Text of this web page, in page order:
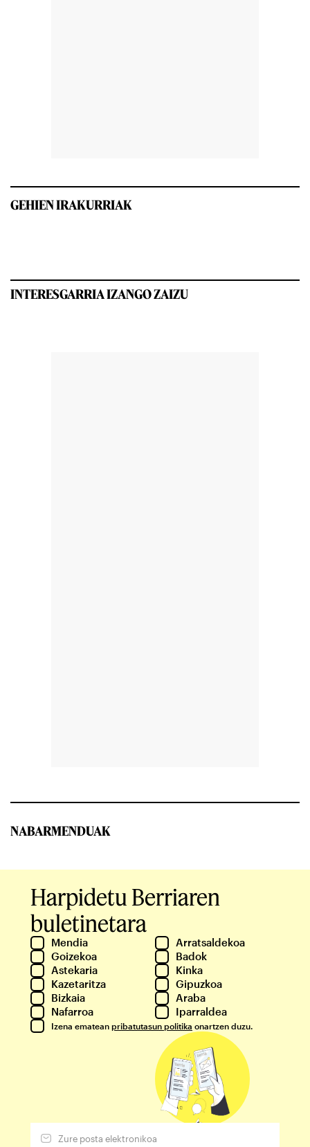
GEHIEN IRAKURRIAK
INTERESGARRIA IZANGO ZAIZU
NABARMENDUAK
Harpidetu Berriaren
buletinetara
Mendia
Arratsaldekoa
Goizekoa
Badok
Astekaria
Kinka
Kazetaritza
Gipuzkoa
Bizkaia
Araba
Nafarroa
Iparraldea
Izena ematean pribatutasun politika onartzen duzu.